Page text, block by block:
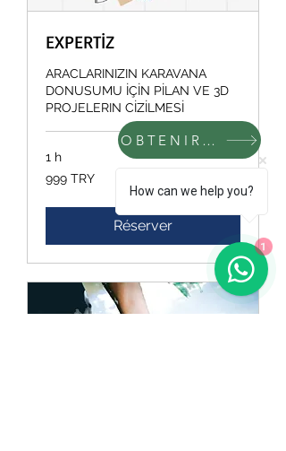
EXPERTİZ
ARACLARINIZIN KARAVANA
DONUSUMU İÇİN PİLAN VE 3D
PROJELERIN CİZİLMESİ
1 h
livres
999 TRY
Réserver
OBTENIR DES INFORMATIONS
How can we help you?
1